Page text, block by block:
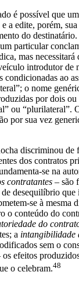
é possível que
a edite, porém,
do
particular
mas necessitará
introdutor de
ao
o nome
por dois
ou “plurilateral”.
por sua vez
discriminou de
dos contratos
se na
contratantes – são
desequilíbrio que
se à mesma
o conteúdo do
do
a intangibilidade
sem o
os efeitos
o celebram.48